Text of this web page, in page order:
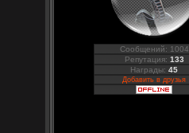
Сообщений: 1004
Репутация: 133
Награды:45
Добавить в друзья